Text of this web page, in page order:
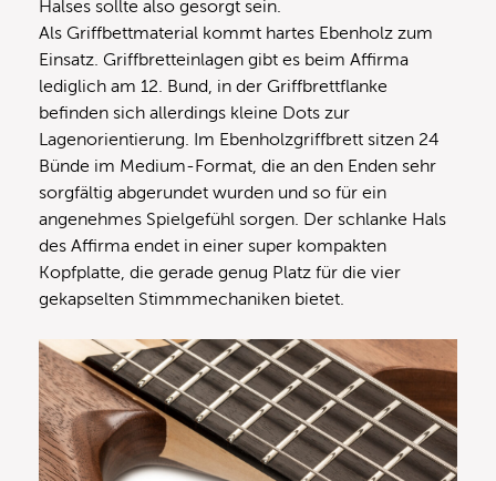
Halses sollte also gesorgt sein.
Als Griffbettmaterial kommt hartes Ebenholz zum
Einsatz. Griffbretteinlagen gibt es beim Affirma
lediglich am 12. Bund, in der Griffbrettflanke
befinden sich allerdings kleine Dots zur
Lagenorientierung. Im Ebenholzgriffbrett sitzen 24
Bünde im Medium-Format, die an den Enden sehr
sorgfältig abgerundet wurden und so für ein
angenehmes Spielgefühl sorgen. Der schlanke Hals
des Affirma endet in einer super kompakten
Kopfplatte, die gerade genug Platz für die vier
gekapselten Stimmmechaniken bietet.